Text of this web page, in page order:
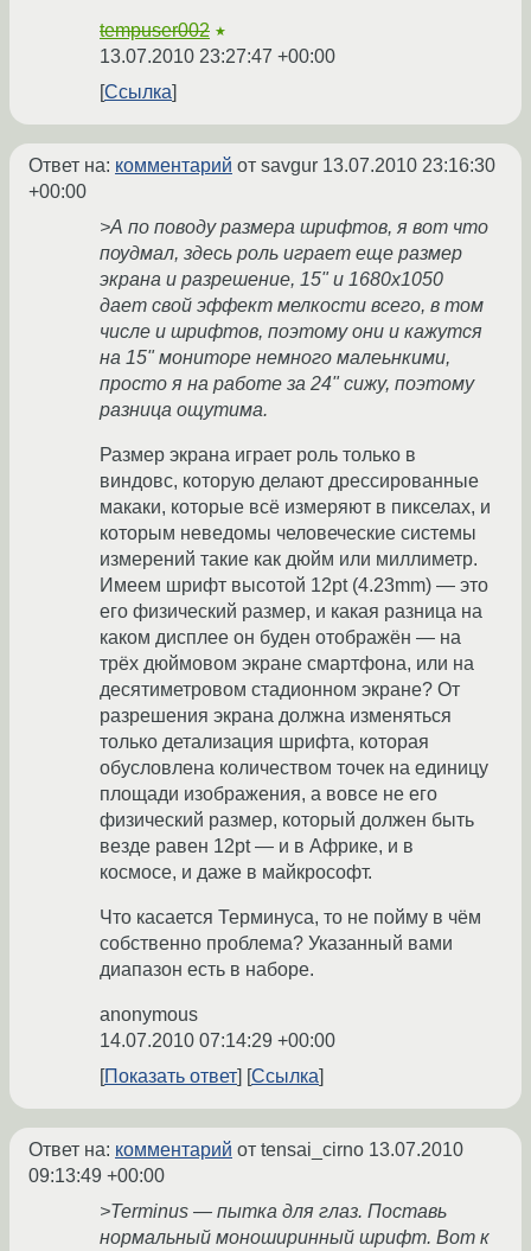
tempuser002 ★
13.07.2010 23:27:47 +00:00
Ссылка
Ответ на: комментарий от savgur 13.07.2010 23:16:30
+00:00
>А по поводу размера шрифтов, я вот что
поудмал, здесь роль играет еще размер
экрана и разрешение, 15" и 1680x1050
дает свой эффект мелкости всего, в том
числе и шрифтов, поэтому они и кажутся
на 15" мониторе немного малеьнкими,
просто я на работе за 24" сижу, поэтому
разница ощутима.
Размер экрана играет роль только в
виндовс, которую делают дрессированные
макаки, которые всё измеряют в пикселах, и
которым неведомы человеческие системы
измерений такие как дюйм или миллиметр.
Имеем шрифт высотой 12pt (4.23mm) — это
его физический размер, и какая разница на
каком дисплее он буден отображён — на
трёх дюймовом экране смартфона, или на
десятиметровом стадионном экране? От
разрешения экрана должна изменяться
только детализация шрифта, которая
обусловлена количеством точек на единицу
площади изображения, а вовсе не его
физический размер, который должен быть
везде равен 12pt — и в Африке, и в
космосе, и даже в майкрософт.
Что касается Терминуса, то не пойму в чём
собственно проблема? Указанный вами
диапазон есть в наборе.
anonymous
14.07.2010 07:14:29 +00:00
Показать ответ
Ссылка
Ответ на: комментарий от tensai_cirno 13.07.2010
09:13:49 +00:00
>Terminus — пытка для глаз. Поставь
нормальный моноширинный шрифт. Вот к